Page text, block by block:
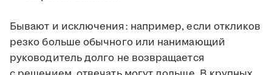
Бывают и исключения: например, если откликов
резко больше обычного или нанимающий
руководитель долго не возвращается